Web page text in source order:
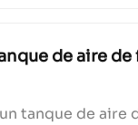
de aire
tanque de